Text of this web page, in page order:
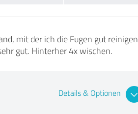
mit der ich die Fugen gut reinigen
gut. Hinterher 4x wischen.
Details & Optionen